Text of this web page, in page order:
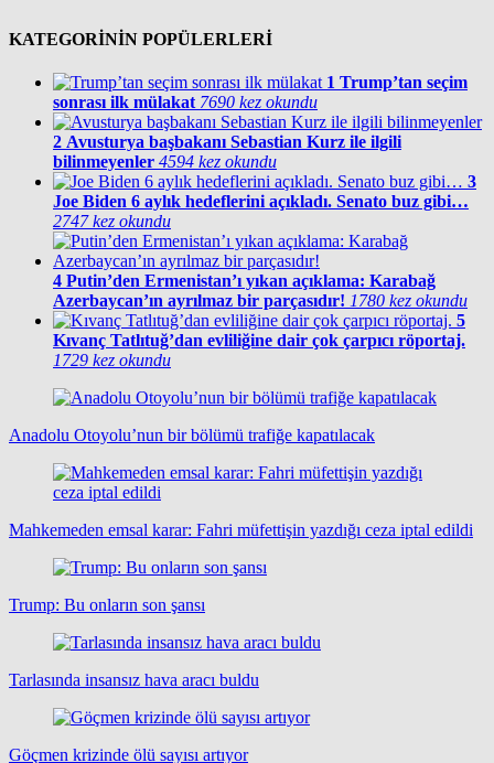
KATEGORİNİN POPÜLERLERİ
1 Trump’tan seçim
sonrası ilk mülakat 7690 kez okundu
2 Avusturya başbakanı Sebastian Kurz ile ilgili
bilinmeyenler 4594 kez okundu
3
Joe Biden 6 aylık hedeflerini açıkladı. Senato buz gibi…
2747 kez okundu
4 Putin’den Ermenistan’ı yıkan açıklama: Karabağ
Azerbaycan’ın ayrılmaz bir parçasıdır! 1780 kez okundu
5
Kıvanç Tatlıtuğ’dan evliliğine dair çok çarpıcı röportaj.
1729 kez okundu
Anadolu Otoyolu’nun bir bölümü trafiğe kapatılacak
Mahkemeden emsal karar: Fahri müfettişin yazdığı ceza iptal edildi
Trump: Bu onların son şansı
Tarlasında insansız hava aracı buldu
Göçmen krizinde ölü sayısı artıyor